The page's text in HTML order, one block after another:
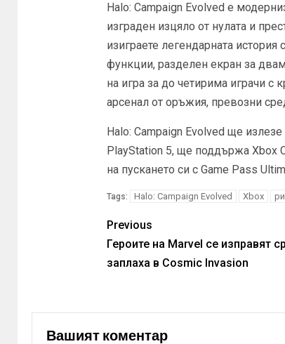
Halo: Campaign Evolved е
изграден изцяло от нулата и
изиграете легендарната
функции, разделен екран за
на игра за до четирима играчи с
арсенал от оръжия, превозни
Halo: Campaign Evolved ще
PlayStation 5, ще поддържа Xbox
на пускането си с Game Pass
Tags: Halo: Campaign Evolved Xbox
Previous
Героите на Marvel се изправят
заплаха в Cosmic Invasion
Вашият коментар